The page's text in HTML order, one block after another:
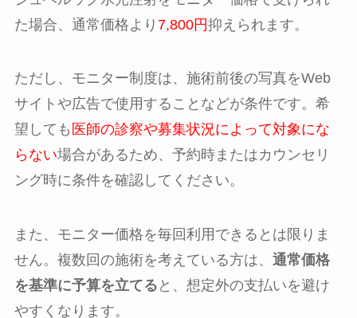
た場合、通常価格より 7,800円抑えられます。
ただし、モニター制度は、施術前後の写真をWeb
サイトや広告で使用することなどが条件です。希
望しても 医師の診察や募集状況によって対象にな
らない場合があるため、予約時またはカウンセリ
ング時に条件を確認してください。
また、モニター価格を毎回利用できるとは限りま
せん。複数回の施術を考えている方は、 通常価格
を基準に予算を立てる と、想定外の支払いを避け
やすくなります。